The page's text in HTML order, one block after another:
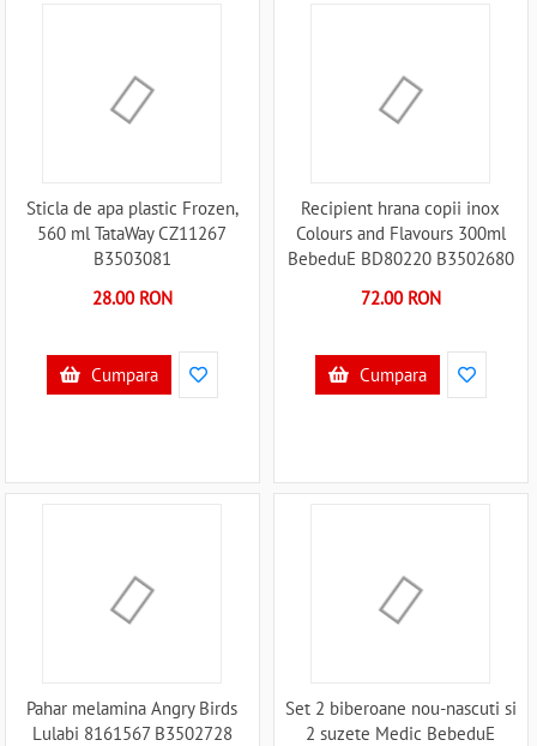
Sticla de apa plastic Frozen,
560 ml TataWay CZ11267
B3503081
28.00 RON
Cumpara
Recipient hrana copii inox
Colours and Flavours 300ml
BebeduE BD80220 B3502680
72.00 RON
Cumpara
Pahar melamina Angry Birds
Lulabi 8161567 B3502728
Set 2 biberoane nou-nascuti si
2 suzete Medic BebeduE